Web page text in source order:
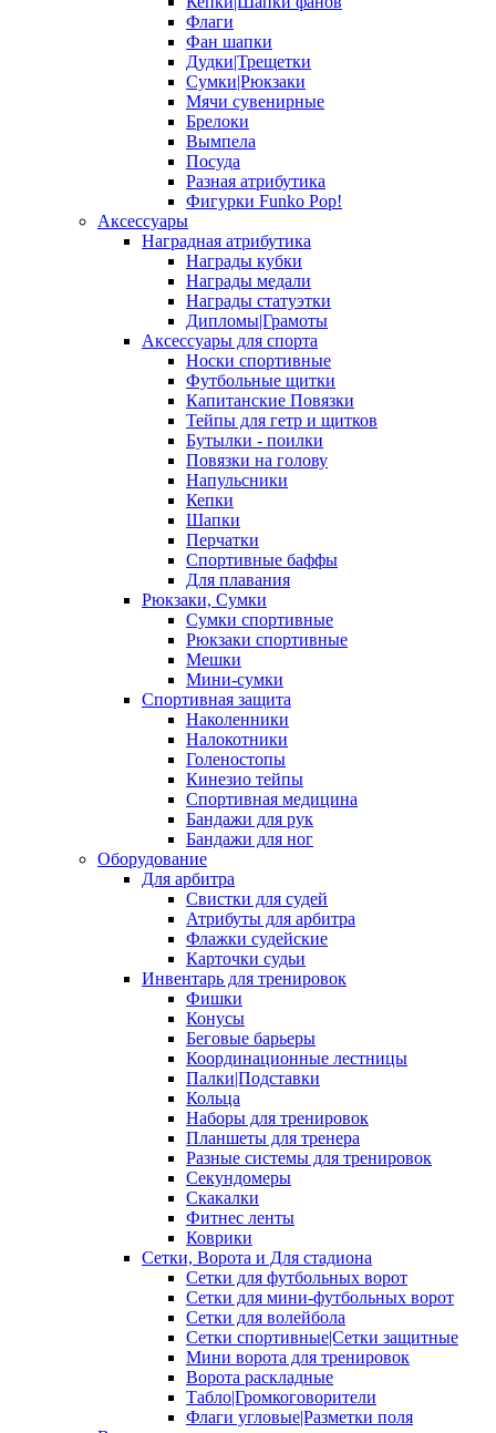
Флаги
Фан шапки
Дудки|Трещетки
Сумки|Рюкзаки
Мячи сувенирные
Брелоки
Вымпела
Посуда
Разная атрибутика
Фигурки Funko Pop!
Аксессуары
Наградная атрибутика
Награды кубки
Награды медали
Награды статуэтки
Дипломы|Грамоты
Аксессуары для спорта
Носки спортивные
Футбольные щитки
Капитанские Повязки
Тейпы для гетр и щитков
Бутылки - поилки
Повязки на голову
Напульсники
Кепки
Шапки
Перчатки
Спортивные баффы
Для плавания
Рюкзаки, Сумки
Сумки спортивные
Рюкзаки спортивные
Мешки
Мини-сумки
Спортивная защита
Наколенники
Налокотники
Голеностопы
Кинезио тейпы
Спортивная медицина
Бандажи для рук
Бандажи для ног
Оборудование
Для арбитра
Свистки для судей
Атрибуты для арбитра
Флажки судейские
Карточки судьи
Инвентарь для тренировок
Фишки
Конусы
Беговые барьеры
Координационные лестницы
Палки|Подставки
Кольца
Наборы для тренировок
Планшеты для тренера
Разные системы для тренировок
Секундомеры
Скакалки
Фитнес ленты
Коврики
Сетки, Ворота и Для стадиона
Сетки для футбольных ворот
Сетки для мини-футбольных ворот
Сетки для волейбола
Сетки спортивные|Сетки защитные
Мини ворота для тренировок
Ворота раскладные
Табло|Громкоговорители
Флаги угловые|Разметки поля